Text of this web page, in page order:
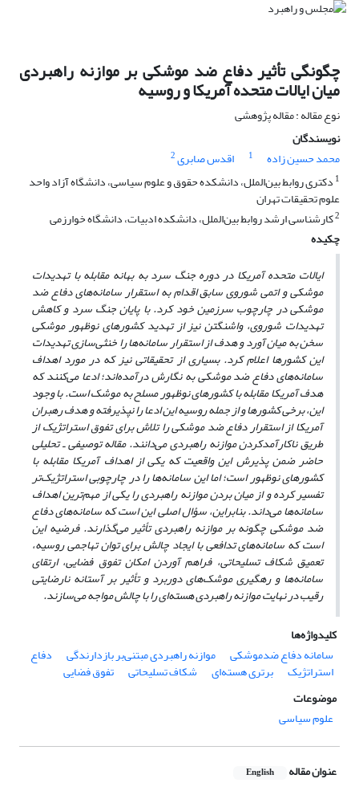
چگونگی تأثیر دفاع ضد موشکی بر موازنه راهبردی
میان ایالات متحده آمریکا و روسیه
نوع مقاله : مقاله پژوهشی
نویسندگان
محمد حسین زاده
1 اقدس صابری2
1 دکتری روابط بین‌الملل، دانشکده حقوق و علوم سیاسی، دانشگاه آزاد واحد
علوم تحقیقات تهران
2کارشناسی ارشد روابط بین‌الملل، دانشکده ادبیات، دانشگاه خوارزمی
چکیده
ایالات متحده آمریکا در دوره جنگ سرد به بهانه مقابله با تهدیدات
موشکی و اتمی‌ شوروی سابق اقدام به استقرار سامانه‌های دفاع ضد
موشکی در چارچوب سرزمین خود کرد. با پایان جنگ سرد و کاهش
تهدیدات شوروی، واشنگتن نیز از تهدید کشورهای نوظهور موشکی
سخن به میان آورد و هدف از استقرار سامانه‌ها را خنثی‌سازی تهدیدات
این کشورها اعلام کرد. بسیاری از تحقیقاتی نیز که در مورد اهداف
سامانه‌های دفاع ضد موشکی به نگارش درآمده‌اند؛ ادعا می‌‌کنند که
هدف آمریکا مقابله با کشورهای نوظهور مسلح به موشک است. با وجود
این، برخی کشورها و از جمله روسیه این ادعا را نپذیرفته و هدف رهبران
آمریکا از استقرار دفاع ضد موشکی را تلاش برای تفوق استراتژیک از
طریق ناکارآمدکردن موازنه راهبردی می‌‌دانند. مقاله توصیفی ـ تحلیلی
حاضر ضمن پذیرش این واقعیت که یکی از اهداف آمریکا مقابله با
کشورهای نوظهور است؛ اما این سامانه‌ها را در چارچوبی استراتژیک‌تر
تفسیر کرده و از میان بردن موازنه راهبردی را یکی از مهم‌ترین اهداف
سامانه‌ها می‌‌داند. بنابراین، سؤال اصلی این است که سامانه‌های دفاع
ضد موشکی چگونه بر موازنه راهبردی تأثیر می‌‌گذارند. فرضیه این
است که سامانه‌های تدافعی با ایجاد چالش برای توان تهاجمی‌ روسیه،
تعمیق شکاف تسلیحاتی، فراهم آوردن امکان تفوق فضایی، ارتقای
سامانه‌ها و رهگیریموشک‌های دوربرد و تأثیر بر آستانه نارضایتی
رقیب در نهایت موازنه راهبردی هسته‌ای را با چالش مواجه می‌‌سازند.
کلیدواژه‌ها
سامانه دفاع ضدموشکی
موازنه راهبردی مبتنی‌بر بازدارندگی دفاع
استراتژیک برتری هسته‌ای شکاف تسلیحاتی
تفوق فضایی
موضوعات
علوم سیاسی
عنوان مقاله English